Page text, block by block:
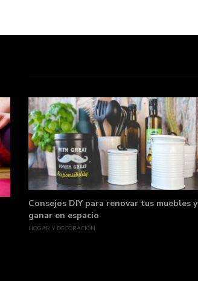
Consejos DIY para renovar tus muebles y
ganar en espacio
HOGAR Y DECORACIÓN